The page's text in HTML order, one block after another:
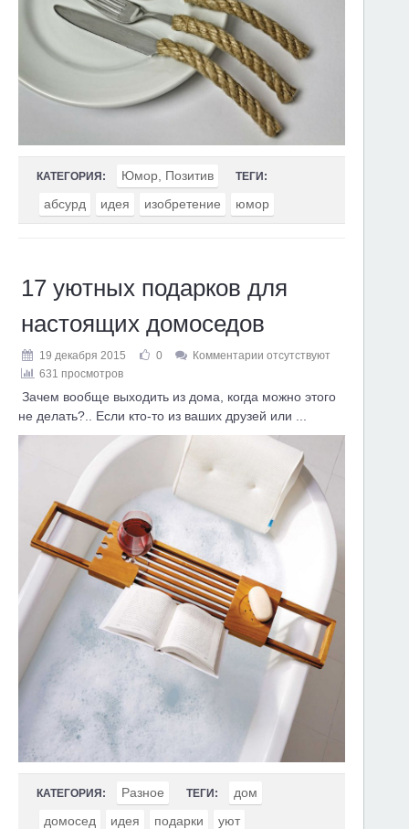
КАТЕГОРИЯ: Юмор, Позитив ТЕГИ:
абсурд идея изобретение юмор
17 уютных подарков для
настоящих домоседов
19 декабря 2015 0
Комментарии отсутствуют
631 просмотров
Зачем вообще выходить из дома, когда можно этого
не делать?.. Если кто-то из ваших друзей или ...
КАТЕГОРИЯ: Разное ТЕГИ:
дом
домосед
идея подарки уют